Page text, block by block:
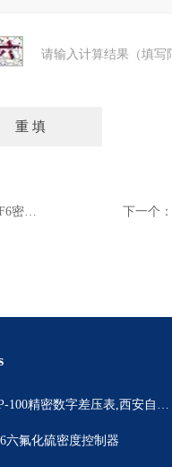
请输入计算结果（填写
电器 下一个：
DP-100DP-100精密数字差压表,西安自动化仪表一厂 数字压力表
六氟化硫密度控制器